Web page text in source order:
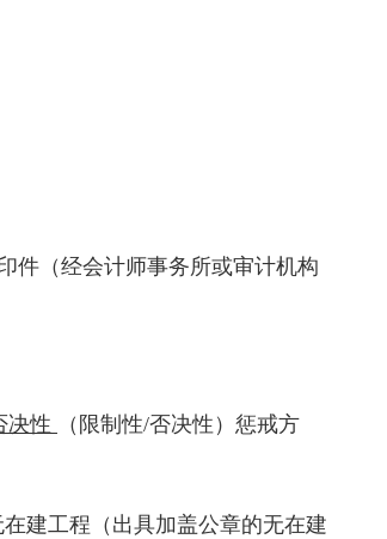
件（经会计师事务所或审计机构
决性 （限制性/否决性）惩戒方
建工程（出具加盖公章的无在建